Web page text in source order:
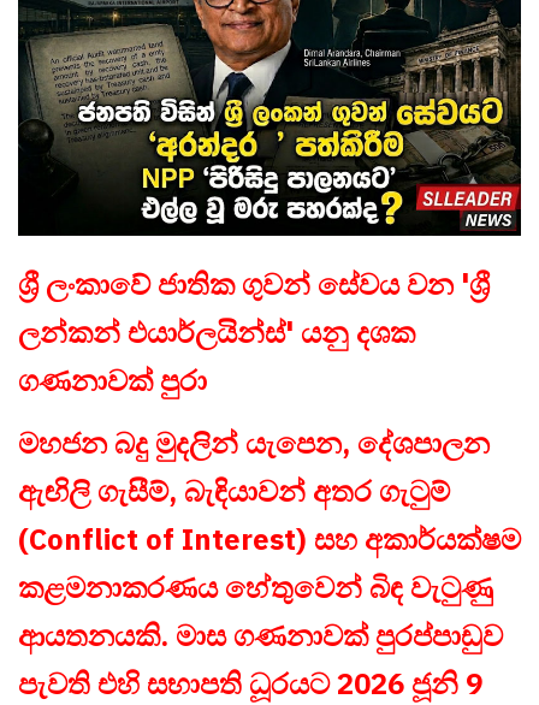
ශ්‍රී ලංකාවේ ජාතික ගුවන් සේවය වන 'ශ්‍රී
ලන්කන් එයාර්ලයින්ස්' යනු දශක
ගණනාවක් පුරා
මහජන බදු මුදලින් යැපෙන, දේශපාලන
ඇඟිලි ගැසීම්, බැඳියාවන් අතර ගැටුම්
(Conflict of Interest) සහ අකාර්යක්ෂම
කළමනාකරණය හේතුවෙන් බිඳ වැටුණු
ආයතනයකි. මාස ගණනාවක් පුරප්පාඩුව
පැවති එහි සභාපති ධූරයට 2026 ජූනි 9